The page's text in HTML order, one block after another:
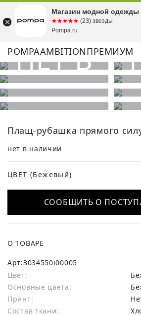
POMPAAMBITIONПРЕМИУМ
Плащ-рубашка прямого
нет в наличии
ЦВЕТ (Бежевый)
СООБЩИТЬ О
О ТОВАРЕ
Арт:3034550i00005
Цвет:
Основные цвета:
Принт:
Состав ткани:
хлопок 60%,
Магазин модной одежды
☆☆☆☆☆
★★★★★ (23) звезды
Pompa.ru